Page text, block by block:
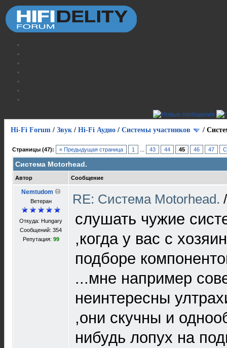
Hi-Fi Forum / Звук / Hi-Fi Аудио / Системы участников /
Страницы (47): « Предыдущая страница 1 43 44 45 46 47
Cистема Motorhead.
Автор Сообщение
Nemtudom
Ветеран
Откуда: Hungary
Сообщений: 354
Репутация: 99
RE: Cистема Motorhead.
слушать чужие
,когда у вас с
подборе
...мне например
неинтересны
,они скучны и
нибудь лопух на